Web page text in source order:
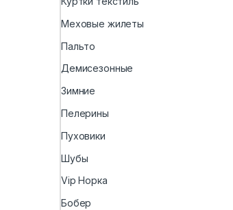
Меховые жилеты
Пальто
Демисезонные
Зимние
Пелерины
Пуховики
Шубы
Vip Норка
Бобер